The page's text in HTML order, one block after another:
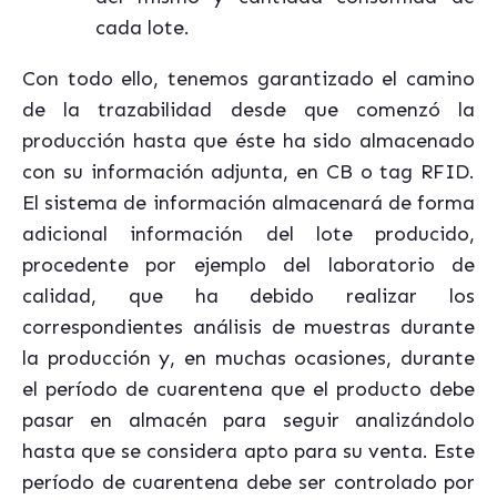
cada lote.
Con todo ello, tenemos garantizado el camino
de la trazabilidad desde que comenzó la
producción hasta que éste ha sido almacenado
con su información adjunta, en CB o tag RFID.
El sistema de información almacenará de forma
adicional información del lote producido,
procedente por ejemplo del laboratorio de
calidad, que ha debido realizar los
correspondientes análisis de muestras durante
la producción y, en muchas ocasiones, durante
el período de cuarentena que el producto debe
pasar en almacén para seguir analizándolo
hasta que se considera apto para su venta. Este
período de cuarentena debe ser controlado por